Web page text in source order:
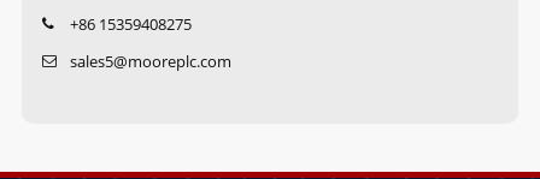
+86 15359408275
sales5@mooreplc.com